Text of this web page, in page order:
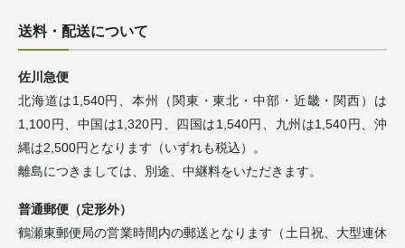
送料・配送について
佐川急便
北海道は1,540円、本州（関東・東北・中部・近畿・関西）は
1,100円、中国は1,320円、四国は1,540円、九州は1,540円、沖
縄は2,500円となります（いずれも税込）。
離島につきましては、別途、中継料をいただきます。
普通郵便（定形外）
鶴瀬東郵便局の営業時間内の郵送となります（土日祝、大型連休